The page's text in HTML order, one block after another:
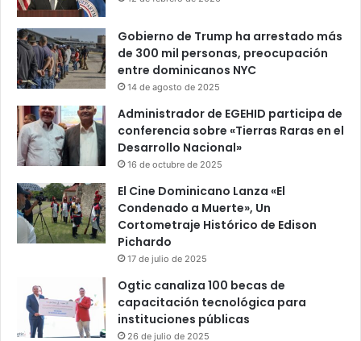
Gobierno de Trump ha arrestado más
de 300 mil personas, preocupación
entre dominicanos NYC
14 de agosto de 2025
Administrador de EGEHID participa de
conferencia sobre «Tierras Raras en el
Desarrollo Nacional»
16 de octubre de 2025
El Cine Dominicano Lanza «El
Condenado a Muerte», Un
Cortometraje Histórico de Edison
Pichardo
17 de julio de 2025
Ogtic canaliza 100 becas de
capacitación tecnológica para
instituciones públicas
26 de julio de 2025